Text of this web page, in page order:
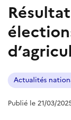
Actualités
Publié le 21/03/